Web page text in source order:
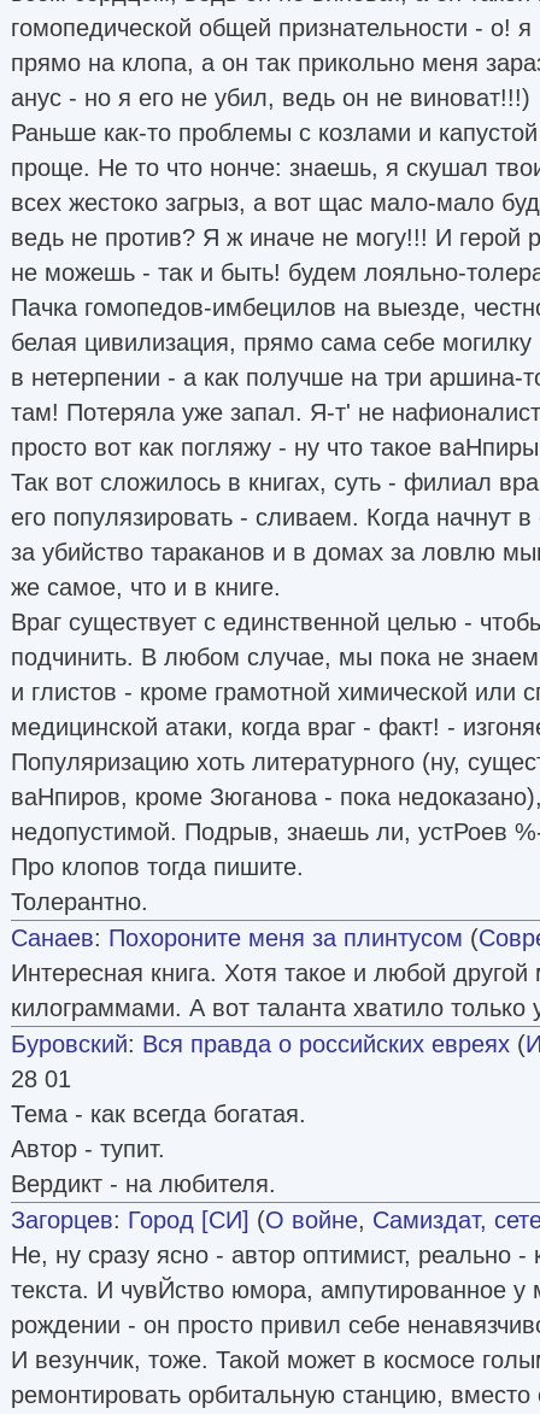
гомопедической общей признательности - о!
прямо на клопа, а он так прикольно меня
анус - но я его не убил, ведь он не виноват!!!)
Раньше как-то проблемы с козлами и
проще. Не то что нонче: знаешь, я скушал
всех жестоко загрыз, а вот щас мало-мало
ведь не против? Я ж иначе не могу!!! И герой
не можешь - так и быть! будем лояльно-
Пачка гомопедов-имбецилов на выезде,
белая цивилизация, прямо сама себе могилку
в нетерпении - а как получше на три аршина-
там! Потеряла уже запал. Я-т' не
просто вот как погляжу - ну что такое
Так вот сложилось в книгах, суть - филиал
его популязировать - сливаем. Когда начнут
за убийство тараканов и в домах за ловлю
же самое, что и в книге.
Враг существует с единственной целью -
подчинить. В любом случае, мы пока не знаем
и глистов - кроме грамотной химической или
медицинской атаки, когда враг - факт! -
Популяризацию хоть литературного (ну,
ваНпиров, кроме Зюганова - пока
недопустимой. Подрыв, знаешь ли, устРоев
Про клопов тогда пишите.
Толерантно.
Санаев: Похороните меня за плинтусом (
Интересная книга. Хотя такое и любой другой
килограммами. А вот таланта хватило только
Буровский: Вся правда о российских евреях (
28 01
Тема - как всегда богатая.
Автор - тупит.
Вердикт - на любителя.
Загорцев: Город [СИ] (О войне, Самиздат,
Не, ну сразу ясно - автор оптимист, реально -
текста. И чувЙство юмора, ампутированное у
рождении - он просто привил себе
И везунчик, тоже. Такой может в космосе
ремонтировать орбитальную станцию, вместо